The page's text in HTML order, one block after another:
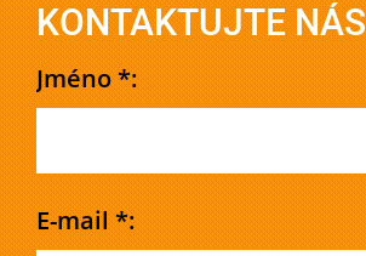
KONTAKTUJTE NÁS
Jméno *:
E-mail *: